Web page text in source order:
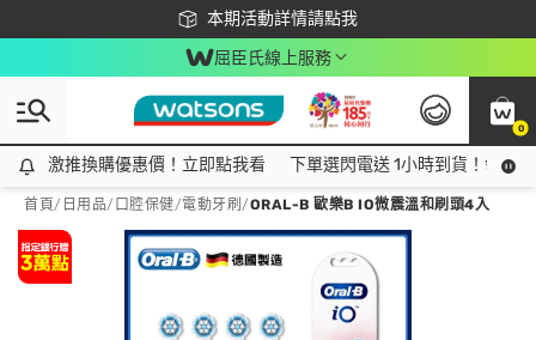
本期活動詳情請點我
下載app最高回饋$350
屈臣氏線上服務
0
激推換購優惠價！立即點我看
激推換購優惠價！立即點我看 下單選閃電送 1小時到貨！領神
首頁/ 日用品/ 口腔保健/電動牙刷 /ORAL-B 歐樂B IO微震溫和刷頭4入